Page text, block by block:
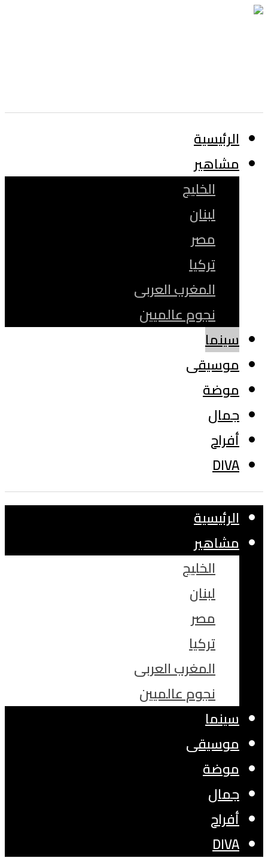
الرئيسية
مشاهير
الخليج
لبنان
مصر
تركيا
المغرب العربى
نجوم عالميين
سينما
موسيقى
موضة
جمال
أفراح
DIVA
الرئيسية
مشاهير
الخليج
لبنان
مصر
تركيا
المغرب العربى
نجوم عالميين
سينما
موسيقى
موضة
جمال
أفراح
DIVA